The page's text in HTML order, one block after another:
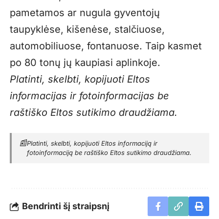
pametamos ar nugula gyventojų
taupyklėse, kišenėse, stalčiuose,
automobiliuose, fontanuose. Taip kasmet
po 80 tonų jų kaupiasi aplinkoje.
Platinti, skelbti, kopijuoti Eltos
informacijas ir fotoinformacijas be
raštiško Eltos sutikimo draudžiama.
📰Platinti, skelbti, kopijuoti Eltos informaciją ir
fotoinformaciją be raštiško Eltos sutikimo draudžiama.
Bendrinti šį straipsnį